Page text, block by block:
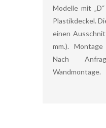
Modelle mit
Plastikdeckel.
einen
mm.).
Nach
Wandmontage.